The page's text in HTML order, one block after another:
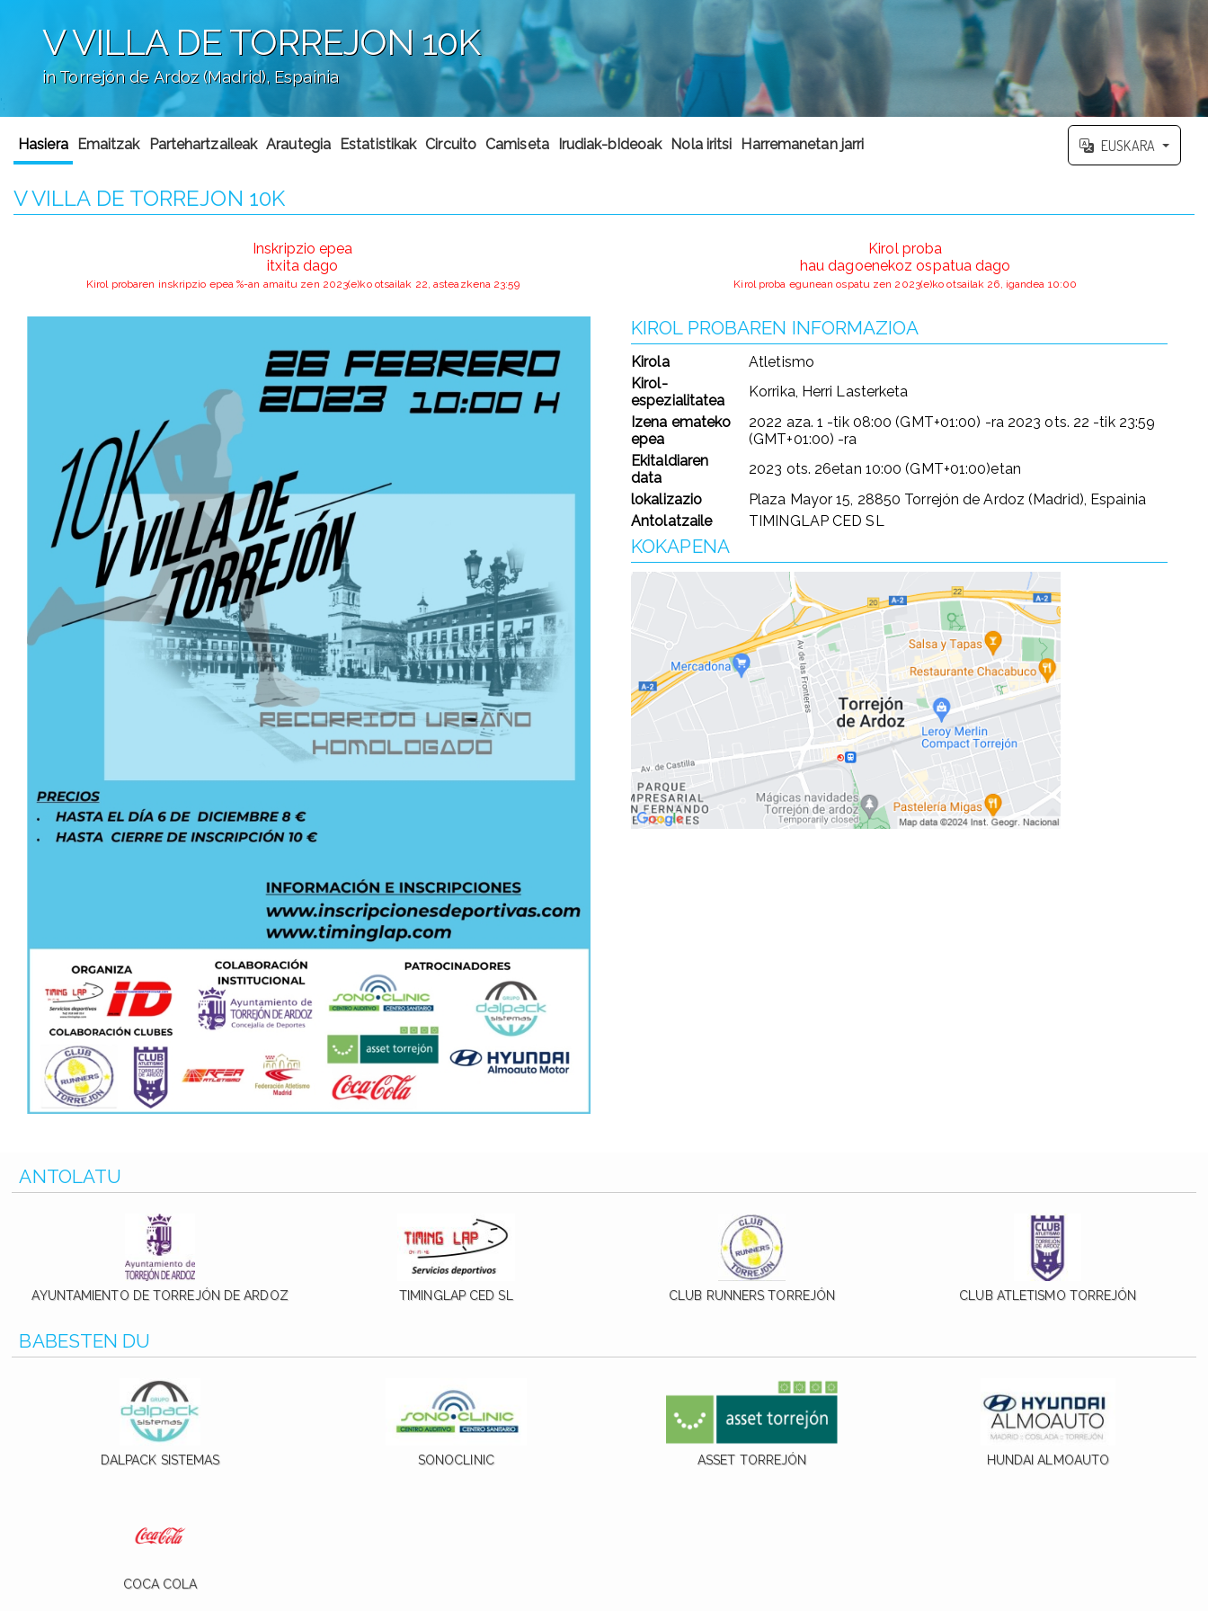
V VILLA DE TORREJON 10K
in Torrejón de Ardoz (Madrid), Espainia
';
Hasiera Emaitzak Partehartzaileak Arautegia Estatistikak Circuito Camiseta Irudiak-bIdeoak Nola iritsi Harremanetan jarri EUSKARA
V VILLA DE TORREJON 10K
Inskripzio epea
itxita dago
Kirol probaren inskripzio epea %-an amaitu zen 2023(e)ko otsailak 22, asteazkena 23:59
Kirol proba
hau dagoenekoz ospatua dago
Kirol proba egunean ospatu zen 2023(e)ko otsailak 26, igandea 10:00
KIROL PROBAREN INFORMAZIOA
Kirola
Atletismo
Kirol-
espezialitatea
Korrika, Herri Lasterketa
Izena emateko
epea
2022 aza. 1 -tik 08:00 (GMT+01:00) -ra 2023 ots. 22 -tik 23:59
(GMT+01:00) -ra
Ekitaldiaren
data
2023 ots. 26etan 10:00 (GMT+01:00)etan
lokalizazio
Plaza Mayor 15, 28850 Torrejón de Ardoz (Madrid), Espainia
Antolatzaile
TIMINGLAP CED SL
KOKAPENA
ANTOLATU
AYUNTAMIENTO DE TORREJÓN DE ARDOZ TIMINGLAP CED SL CLUB RUNNERS TORREJÓN CLUB ATLETISMO TORREJÓN
BABESTEN DU
DALPACK SISTEMAS SONOCLINIC ASSET TORREJÓN HUNDAI ALMOAUTO
COCA COLA